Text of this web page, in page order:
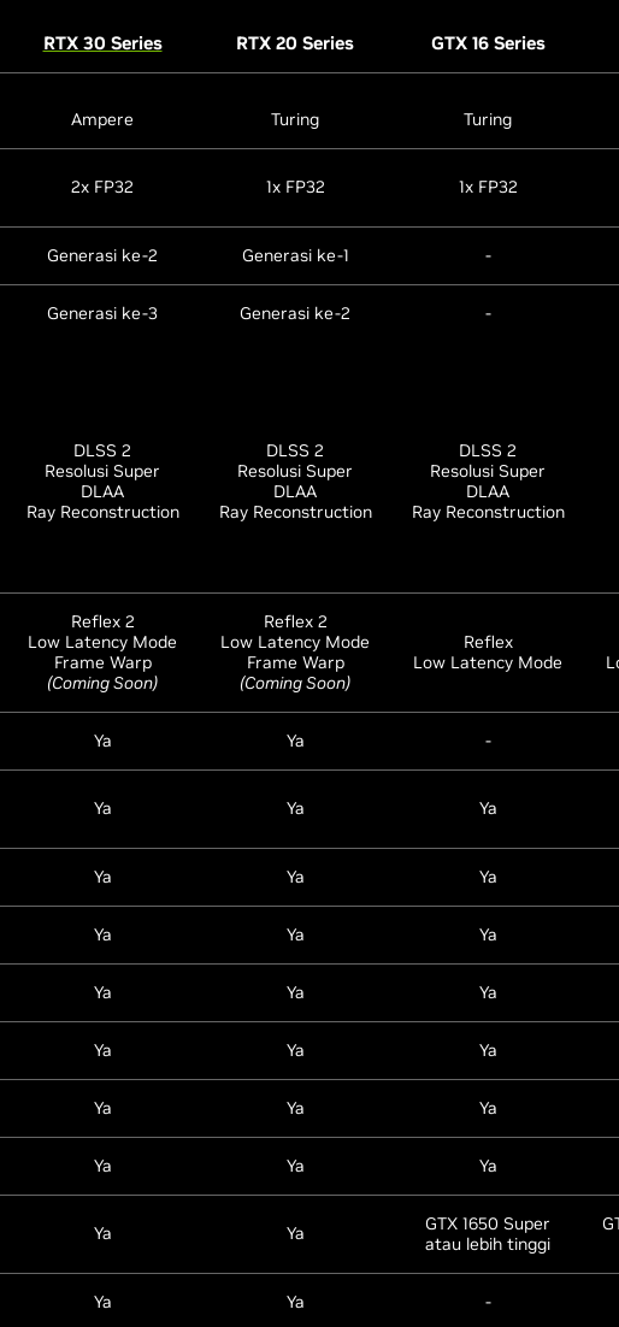
RTX 30 Series RTX 20 Series GTX 16 Series
Ampere Turing Turing
2x FP32 1x FP32 1x FP32
Generasi ke-2 Generasi ke-1 -
Generasi ke-3 Generasi ke-2 -
DLSS 2
Resolusi Super
DLAA
Ray Reconstruction
DLSS 2
Resolusi Super
DLAA
Ray Reconstruction
DLSS 2
Resolusi Super
DLAA
Ray Reconstruction
Reflex 2
Low Latency Mode
Frame Warp
(Coming Soon)
Reflex 2
Low Latency Mode
Frame Warp
(Coming Soon)
Reflex
Low Latency Mode
Ya Ya -
Ya Ya Ya
Ya Ya Ya
Ya Ya Ya
Ya Ya Ya
Ya Ya Ya
Ya Ya Ya
Ya Ya Ya
Ya Ya
GTX 1650 Super
atau lebih tinggi
Ya Ya -